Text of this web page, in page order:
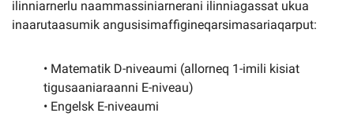
ilinniarnerlu naammassiniarnerani ilinniagassat ukua
inaarutaasumik angusisimaffigineqarsimasariaqarput:
• Matematik D-niveaumi (allorneq 1-imili kisiat
tigusaaniaraanni E-niveau)
• Engelsk E-niveaumi